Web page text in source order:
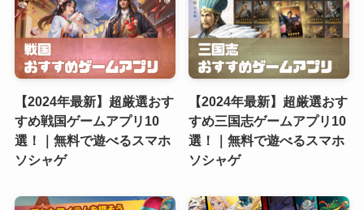
【2024年最新】超厳選おす
すめ戦国ゲームアプリ10
選！｜無料で遊べるスマホ
ソシャゲ
【2024年最新】超厳選おす
すめ三国志ゲームアプリ10
選！｜無料で遊べるスマホ
ソシャゲ